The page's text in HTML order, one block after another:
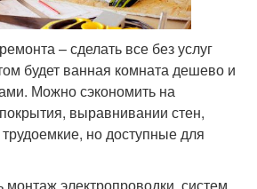
– сделать все без услуг
будет ванная комната дешево и
Можно сэкономить на
выравнивании стен,
но доступные для
электропроводки, систем